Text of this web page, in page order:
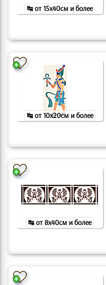
↹ от 15x40см и более
↹ от 10x20см и более
↹ от 8x40см и более